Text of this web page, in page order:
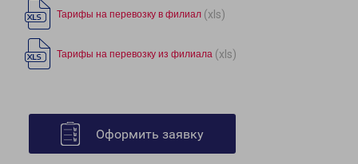
Тарифы на перевозку в филиал (xls)
Тарифы на перевозку из филиала (xls)
Оформить заявку